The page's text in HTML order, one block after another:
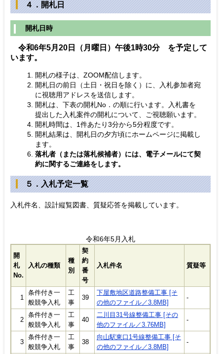
４．開札日
開札日時
令和6年5月20日（月曜日）午後1時30分 を予定して
います。
開札の様子は、ZOOM配信します。
開札日の前日（土日・祝日を除く）に、入札参加者宛
に視聴用アドレスを送信します。
開札は、下表の開札No．の順に行います。入札書を
提出した入札案件の開札について、ご視聴願います。
開札時間は、1件あたり3分から5分程度です。
開札結果は、開札日の夕方頃にホームページに掲載し
ます。
落札者（または落札候補者）には、電子メールにて契
約に関するご連絡をします。
５．入札予定一覧
入札件名、設計縦覧図書、質疑応答を掲載しています。
令和6年5月入札
開
札
No.
入札の種類
種
別
契
約
番
号
入札件名 質疑等
1
条件付き一
般競争入札
工
事
39
下屋敷地区道路整備工事 [そ
の他のファイル／3.8MB]
-
2
条件付き一
般競争入札
工
事
40
二川目31号線整備工事 [その
他のファイル／3.76MB]
-
3
条件付き一
般競争入札
工
事
38
向山駅東口1号線整備工事 [そ
の他のファイル／3.8MB]
-